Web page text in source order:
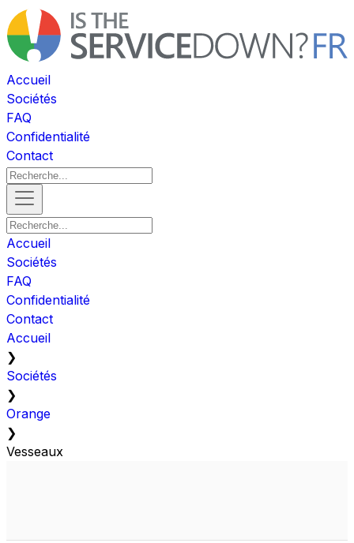
Accueil
Sociétés
FAQ
Confidentialité
Contact
Accueil
Sociétés
FAQ
Confidentialité
Contact
Accueil
❯
Sociétés
❯
Orange
❯
Vesseaux